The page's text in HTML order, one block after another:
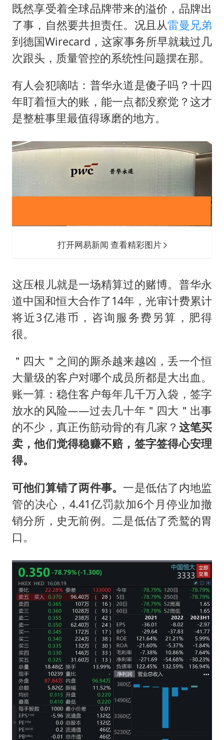
既然享受着全球品牌带来的溢价，品牌出
了事，自然要共担责任。况且从雷曼兄弟
到德国Wirecard，这家事务所早就栽过几
次跟头，质量管控的系统性问题摆在那。
有人会犯嘀咕：普华永道是傻子吗？十四
年盯着恒大的账，能一点都没察觉？这才
是整桩事里最值得琢磨的地方。
打开网易新闻 查看精彩图片
这压根儿就是一场精算过的赌博。普华永
道中国和恒大合作了14年，光审计费累计
将近3亿港币，咨询服务费另算，肥得
很。
＂四大＂之间的厮杀越来越凶，丢一个恒
大量级的客户对哪个成员所都是大出血。
账一算：稳住客户每年几千万入袋，签字
放水的风险——过去几十年＂四大＂出事
的不少，真正伤筋动骨的有几家？ 这笔买
卖，他们觉得稳赚不赔，签字签得心安理
得。
可他们算错了两件事。 一是低估了内地监
管的决心，4.41亿罚款加6个月停业加撤
销分所，史无前例。二是低估了秃鹫的胃
口。